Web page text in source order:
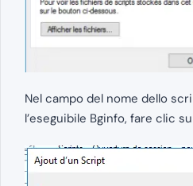
Nel campo del nome dello
l’eseguibile Bginfo, fare clic